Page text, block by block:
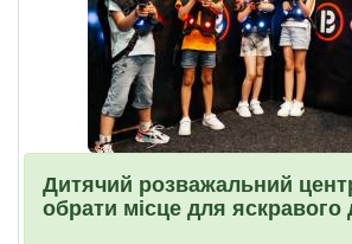
Дитячий розважальний
обрати місце для яскравого